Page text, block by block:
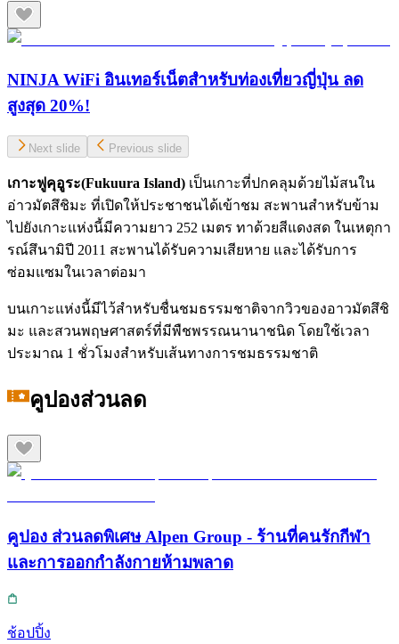
NINJA WiFi อินเทอร์เน็ตสำหรับท่องเที่ยวญี่ปุ่น ลด
สูงสุด 20%!
Next slide Previous slide
เกาะฟูคุอูระ(Fukuura Island) เป็นเกาะที่ปกคลุมด้วยไม้สนใน
อ่าวมัตสึชิมะ ที่เปิดให้ประชาชนได้เข้าชม สะพานสำหรับข้าม
ไปยังเกาะแห่งนี้มีความยาว 252 เมตร ทาด้วยสีแดงสด ในเหตุกา
รณ์สึนามิปี 2011 สะพานได้รับความเสียหาย และได้รับการ
ซ่อมแซมในเวลาต่อมา
บนเกาะแห่งนี้มีไว้สำหรับชื่นชมธรรมชาติจากวิวของอาวมัตสึชิ
มะ และสวนพฤษศาสตร์ที่มีพืชพรรณนานาชนิด โดยใช้เวลา
ประมาณ 1 ชั่วโมงสำหรับเส้นทางการชมธรรมชาติ
คูปองส่วนลด
คูปอง ส่วนลดพิเศษ Alpen Group - ร้านที่คนรักกีฬา
และการออกกำลังกายห้ามพลาด
ช้อปปิ้ง